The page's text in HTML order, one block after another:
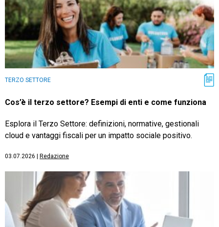
TERZO SETTORE
Cos’è il terzo settore? Esempi di enti e come funziona
Esplora il Terzo Settore: definizioni, normative, gestionali
cloud e vantaggi fiscali per un impatto sociale positivo.
03.07.2026 Redazione